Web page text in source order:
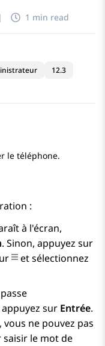
| 1 min read
12.3
le téléphone.
:
à l'écran,
. Sinon, appuyez sur
et sélectionnez
sur Entrée.
ne pouvez pas
saisir le mot de